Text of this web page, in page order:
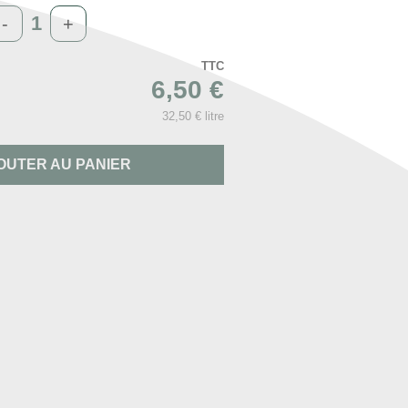
- +
TTC
6,50 €
32,50 € litre
AU PANIER